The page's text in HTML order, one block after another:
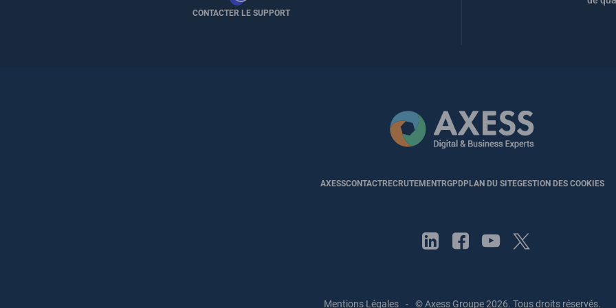
CONTACTER LE SUPPORT
AXESSCONTACTRECRUTEMENTRGPDPLAN DU SITEGESTION DES COOKIES
Mentions Légales - © Axess Groupe 2026. Tous droits réservés.